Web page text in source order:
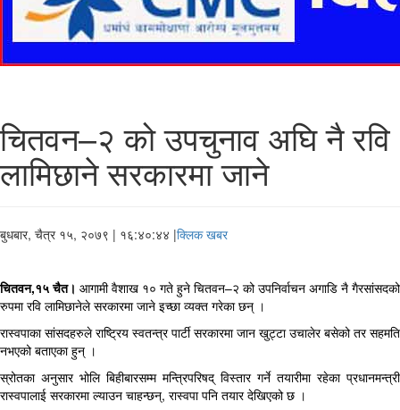
चितवन–२ को उपचुनाव अघि नै रवि
लामिछाने सरकारमा जाने
बुधबार, चैत्र १५, २०७९ | १६:४०:४४ |क्लिक खबर
चितवन,१५ चैत। आगामी वैशाख १० गते हुने चितवन–२ को उपनिर्वाचन अगाडि नै गैरसांसदको
रुपमा रवि लामिछानेले सरकारमा जाने इच्छा व्यक्त गरेका छन् ।
रास्वपाका सांसदहरुले राष्ट्रिय स्वतन्त्र पार्टी सरकारमा जान खुट्टा उचालेर बसेको तर सहमति
नभएको बताएका हुन् ।
स्रोतका अनुसार भोलि बिहीबारसम्म मन्त्रिपरिषद् विस्तार गर्ने तयारीमा रहेका प्रधानमन्त्री
रास्वपालाई सरकारमा ल्याउन चाहन्छन्, रास्वपा पनि तयार देखिएको छ ।